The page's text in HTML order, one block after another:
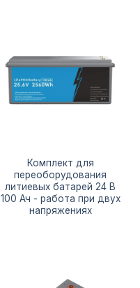
Комплект для
переоборудования
литиевых батарей 24 В
100 Ач - работа при двух
напряжениях